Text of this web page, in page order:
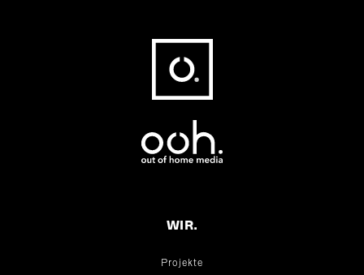
WIR.
Projekte